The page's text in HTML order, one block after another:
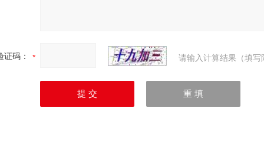
证码： 请输入计算结果（填